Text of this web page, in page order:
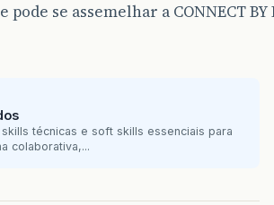
pode se assemelhar a CONNECT
técnicas e soft skills essenciais para
colaborativa,...